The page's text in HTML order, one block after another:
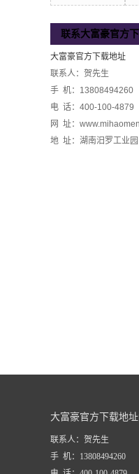
联系大富豪官方
大富豪官方下载地址
联系人：贺先生
手 机：13808494260
电 话：400-100-4879
网 址：
地 址：湖南汨罗工业园
大富豪官方下载地
联系人：贺先生
手 机：13808494260